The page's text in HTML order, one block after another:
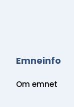
Emneinfo
Om emnet